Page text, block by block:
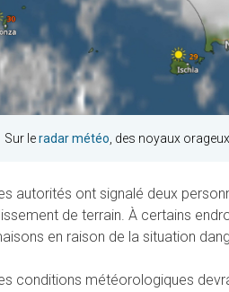
Sur leradar météo, des noyaux
autorités ont signalé deux
de terrain. À certains
en raison de la situation
conditions météorologiques